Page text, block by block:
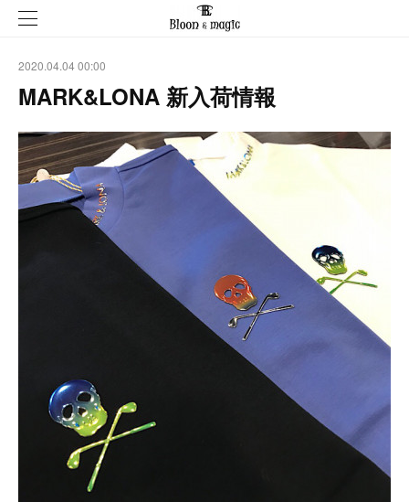
2020.04.04 00:00
MARK&LONA 新入荷情報